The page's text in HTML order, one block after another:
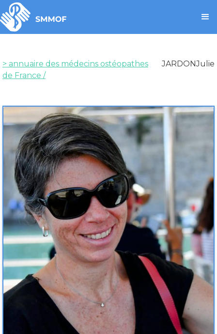
> annuaire des médecins ostéopathes
de France /
JARDONJulie
Médecin
JARDONJulie
Médecine générale
Soins non programmés